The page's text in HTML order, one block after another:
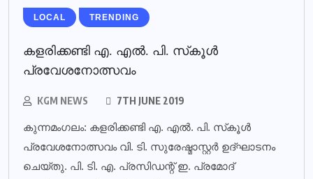
LOCAL TRENDING
കളരിക്കണ്ടി എ. എല്‍. പി. സ്‌കൂള്‍
പ്രവേശനോത്സവം
KGM NEWS 7TH JUNE 2019
കുന്നമംഗലം: കളരിക്കണ്ടി എ. എല്‍. പി. സ്‌കൂള്‍
പ്രവേശനോത്സവം വി. ടി. സുരേഷ്മാസ്റ്റര്‍ ഉദ്ഘാടനം
ചെയ്തു. പി. ടി. എ. പ്രസിഡന്റ് ഇ. പ്രമോദ്